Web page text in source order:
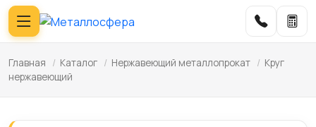
Главная / Каталог / Нержавеющий металлопрокат / Круг
нержавеющий